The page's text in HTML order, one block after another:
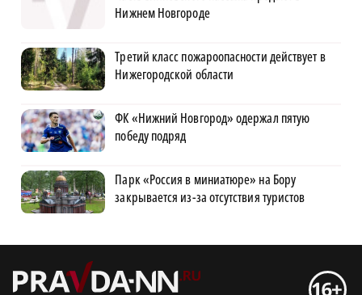
Нижнем Новгороде
Третий класс пожароопасности действует в
Нижегородской области
ФК «Нижний Новгород» одержал пятую
победу подряд
Парк «Россия в миниатюре» на Бору
закрывается из-за отсутствия туристов